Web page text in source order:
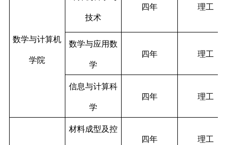
数学与计算机
学院
技术
四年 理工
数学与应用数
学
四年 理工
信息与计算科
学
四年 理工
材料成型及控
四年 理工